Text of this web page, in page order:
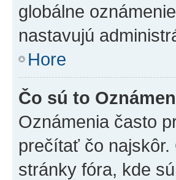
globálne
nastavujú
Hore
Čo sú to
Oznámenia často
prečítať čo
stránky fóra, kde